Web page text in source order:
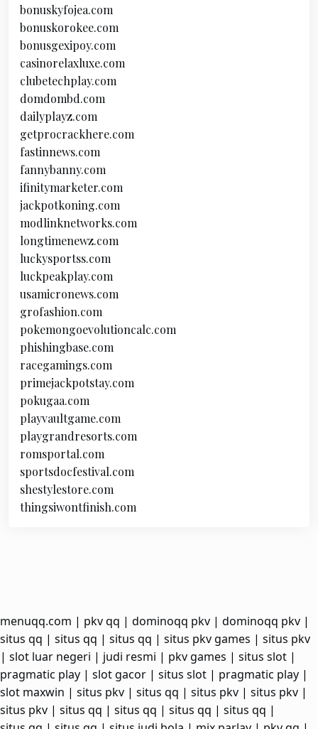
bonuskyfojea.com
bonuskorokee.com
bonusgexipoy.com
casinorelaxluxe.com
clubetechplay.com
domdombd.com
dailyplayz.com
getprocrackhere.com
fastinnews.com
fannybanny.com
ifinitymarketer.com
jackpotkoning.com
modlinknetworks.com
longtimenewz.com
luckysportss.com
luckpeakplay.com
usamicronews.com
grofashion.com
pokemongoevolutioncalc.com
phishingbase.com
racegamings.com
primejackpotstay.com
pokugaa.com
playvaultgame.com
playgrandresorts.com
romsportal.com
sportsdocfestival.com
shestylestore.com
thingsiwontfinish.com
menuqq.com | pkv qq | dominoqq pkv | dominoqq pkv |
situs qq | situs qq | situs qq | situs pkv games | situs pkv
| slot luar negeri | judi resmi | pkv games | situs slot |
pragmatic play | slot gacor | situs slot | pragmatic play |
slot maxwin | situs pkv | situs qq | situs pkv | situs pkv |
situs pkv | situs qq | situs qq | situs qq | situs qq |